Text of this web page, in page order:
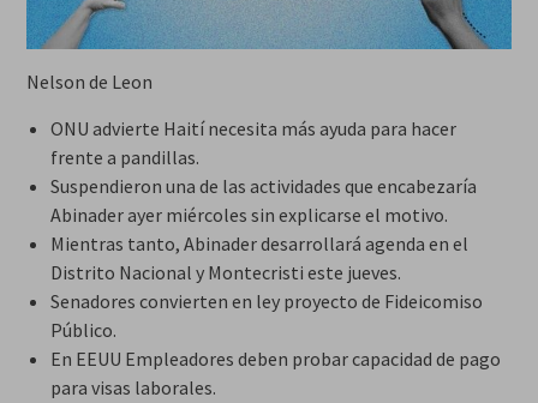
Nelson de Leon
ONU advierte Haití necesita más ayuda para hacer
frente a pandillas.
Suspendieron una de las actividades que encabezaría
Abinader ayer miércoles sin explicarse el motivo.
Mientras tanto, Abinader desarrollará agenda en el
Distrito Nacional y Montecristi este jueves.
Senadores convierten en ley proyecto de Fideicomiso
Público.
En EEUU Empleadores deben probar capacidad de pago
para visas laborales.